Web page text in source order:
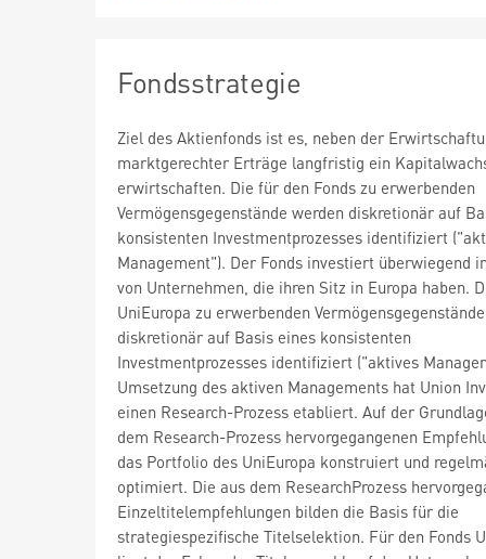
Fondsstrategie
Ziel des Aktienfonds ist es, neben der
marktgerechter Erträge langfristig ein
erwirtschaften. Die für den Fonds zu erwerbenden
Vermögensgegenstände werden diskretionär auf
konsistenten Investmentprozesses identifiziert
Management"). Der Fonds investiert überwiegend
von Unternehmen, die ihren Sitz in Europa haben.
UniEuropa zu erwerbenden
diskretionär auf Basis eines konsistenten
Investmentprozesses identifiziert ("aktives
Umsetzung des aktiven Managements hat Union
einen Research-Prozess etabliert. Auf der
dem Research-Prozess hervorgegangenen
das Portfolio des UniEuropa konstruiert und
optimiert. Die aus dem ResearchProzess
Einzeltitelempfehlungen bilden die Basis für die
strategiespezifische Titelselektion. Für den Fonds